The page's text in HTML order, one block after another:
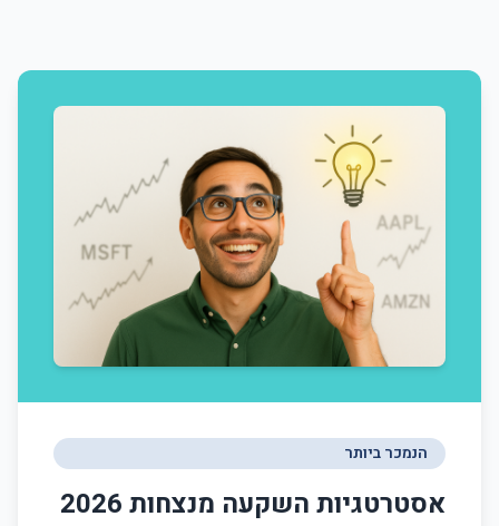
הנמכר ביותר
אסטרטגיות השקעה מנצחות 2026